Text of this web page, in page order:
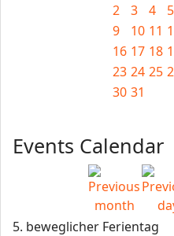
2
3 4 5
9
10 11
16 17 18
23 24 25
30 31
Events Calendar
5. beweglicher Ferientag